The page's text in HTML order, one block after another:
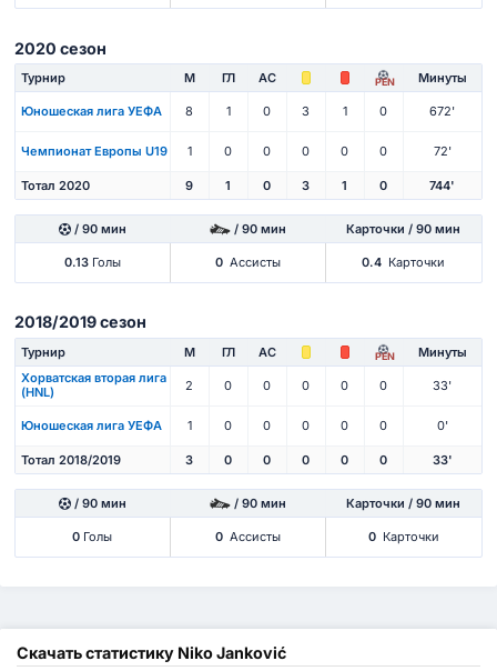
2020 сезон
Турнир М ГЛ АС PEN Минуты
Юношеская лига УЕФА 8 1 0 3 1 0 672'
Чемпионат Европы U19 1 0 0 0 0 0 72'
Тотал 2020 9 1 0 3 1 0 744'
/ 90 мин / 90 мин Карточки / 90 мин
0.13Голы 0 Ассисты 0.4 Карточки
2018/2019 сезон
Турнир М ГЛ АС PEN
Минуты
Хорватская вторая лига
(HNL)
2 0 0 0 0 0 33'
Юношеская лига УЕФА 1 0 0 0 0 0 0'
Тотал 2018/2019 3 0 0 0 0 0 33'
/ 90 мин / 90 мин Карточки / 90 мин
0 Голы 0 Ассисты 0 Карточки
Скачать статистику Niko Janković